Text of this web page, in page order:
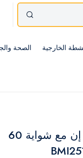
الخارجية الصحة
ميكروويف جورينيا بلت إن مع شواية 60